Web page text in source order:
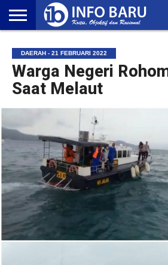
NASIONAL
AMBONIA
MALUKU
EKONOMI
POLITIK
OLAHRAGA
LIFESTYLE
REDAKSI
DAERAH - 21 FEBRUARI 2022
Warga Negeri
Saat Melaut